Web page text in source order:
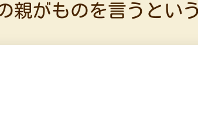
親がものを言うとい